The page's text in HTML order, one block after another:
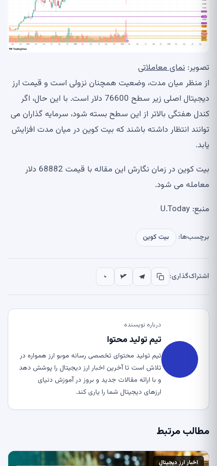
تصویر: نمای معاملاتی
از منظر میان مدت، وضعیت همچنان نزولی است و قیمت ارز
دیجیتال اصلی زیر سطح 76600 دلار است. با این حال، اگر
کندل هفتگی بالاتر از این سطح بسته شود، سرمایه گذاران می
توانند انتظار داشته باشند که بیت کوین در میان مدت افزایش
یابد.
بیت کوین در زمان نگارش این مقاله با قیمت 68882 دلار
معامله می شود.
منبع: U.Today
برچسب‌ها: بیت کوین
اشتراک‌گذاری:
درباره نویسنده
تیم تولید محتوا
تیم تولید محتوای تخصصی رسانه موبو ارز همواره در
تلاش است تا آخرین اخبار ارز دیجیتال را پوشش دهد
و با ارائه مقالات جدید و بروز در آموزش دنیای
ارزهای دیجیتال شما را یاری کند.
مطالب مرتبط
اخبار ارز دیجیتال